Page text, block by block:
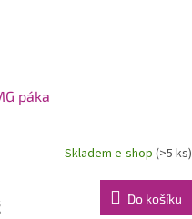
páka
Skladem e-shop (>5 ks)
Do košíku